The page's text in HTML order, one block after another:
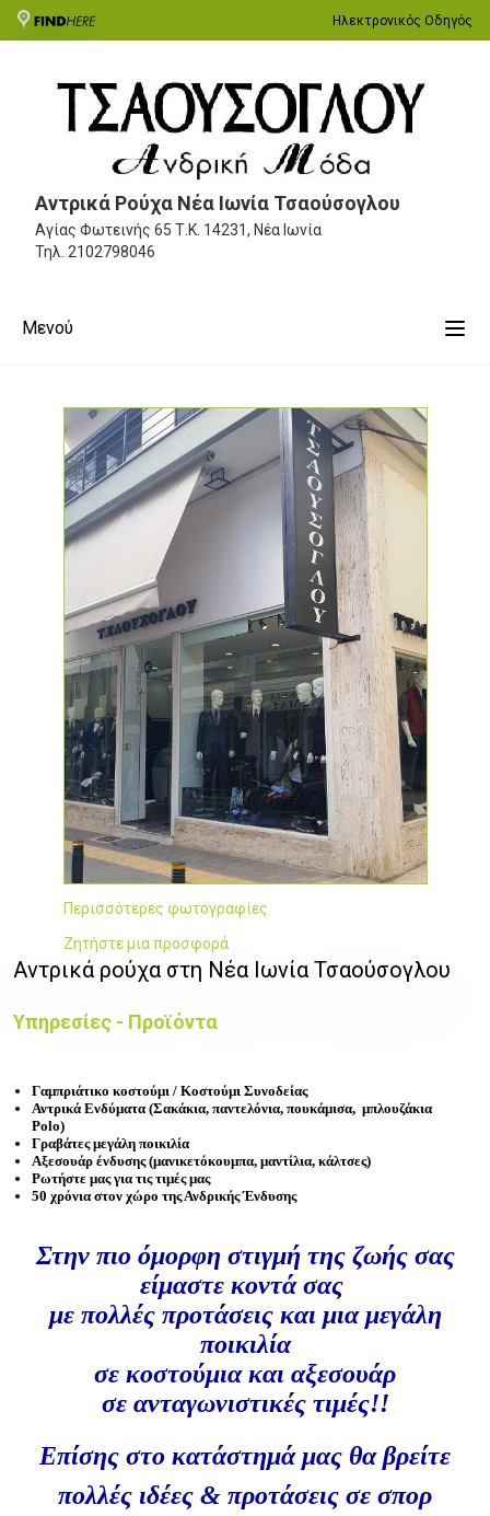
Ηλεκτρονικός Οδηγός
Αντρικά Ρούχα Νέα Ιωνία Τσαούσογλου
Αγίας Φωτεινής 65 Τ.Κ. 14231, Νέα Ιωνία
Τηλ. 2102798046
Μενού
Περισσότερες φωτογραφίες
Ζητήστε μια προσφορά
Αντρικά ρούχα στη Νέα Ιωνία Τσαούσογλου
Υπηρεσίες - Προϊόντα
Γαμπριάτικο κοστούμι / Κοστούμι Συνοδείας
Αντρικά Ενδύματα (Σακάκια, παντελόνια, πουκάμισα, μπλουζάκια
Polo)
Γραβάτες μεγάλη ποικιλία
Αξεσουάρ ένδυσης (μανικετόκουμπα, μαντίλια, κάλτσες)
Ρωτήστε μας για τις τιμές μας
50 χρόνια στον χώρο της Ανδρικής Ένδυσης
Στην πιο όμορφη στιγμή της ζωής σας
είμαστε κοντά σας
με πολλές προτάσεις και μια μεγάλη
ποικιλία
σε κοστούμια και αξεσουάρ
σε ανταγωνιστικές τιμές!!
Επίσης στο κατάστημά μας θα βρείτε
πολλές ιδέες & προτάσεις σε σπορ